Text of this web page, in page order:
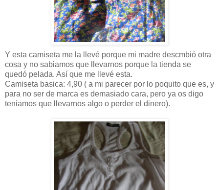
Y esta camiseta me la llevé porque mi madre descmbió otra
cosa y no sabiamos que llevarnos porque la tienda se
quedó pelada. Así que me llevé esta.
Camiseta basica: 4,90 ( a mi parecer por lo poquito que es, y
para no ser de marca es demasiado cara, pero ya os digo
teniamos que llevarnos algo o perder el dinero).